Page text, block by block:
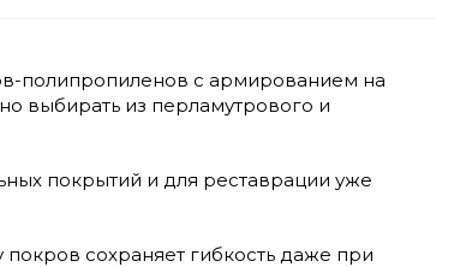
полипропиленов с армированием на
выбирать из перламутрового и
покрытий и для реставрации уже
сохраняет гибкость даже при